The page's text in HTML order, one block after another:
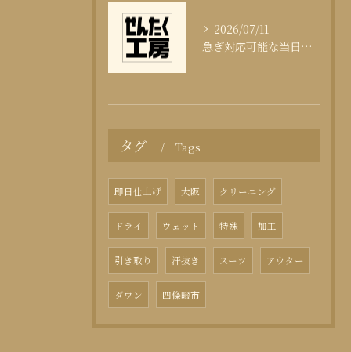
2026/07/11
急ぎ対応可能な当日クリーニングの実態
タグ Tags
即日仕上げ 大阪 クリーニング
ドライ ウェット 特殊 加工
引き取り 汗抜き スーツ アウター
ダウン 四條畷市